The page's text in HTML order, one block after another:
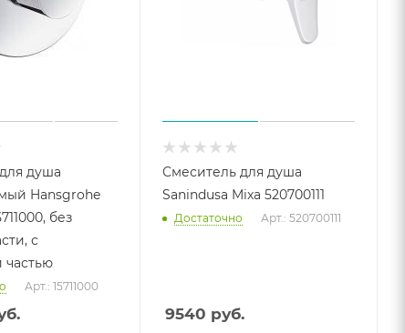
душа
Hansgrohe
без
с
частью
Арт.: 15711000
Смеситель для душа
Sanindusa Mixa 520700111
Достаточно Арт.: 520700111
9540 руб.